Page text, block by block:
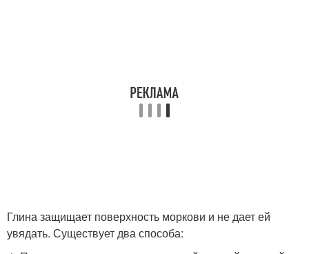
Глина защищает поверхность моркови и не дает ей
увядать. Существует два способа: